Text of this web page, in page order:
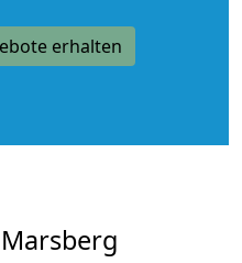
erhalten